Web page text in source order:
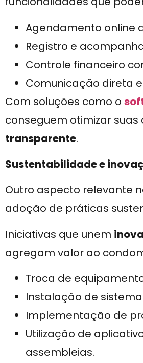
Agendamento online
Registro e
Controle financeiro
Comunicação direta
Com soluções como o
conseguem otimizar
transparente.
Sustentabilidade e
Outro aspecto relevante
adoção de práticas
Iniciativas que unem
agregam valor ao
Troca de
Instalação de
Implementação de
Utilização de
assembleias.